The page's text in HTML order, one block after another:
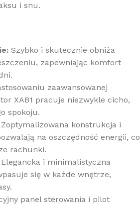
i snu.
Szybko i skutecznie obniża
zapewniając komfort
zaawansowanej
XAB1 pracuje niezwykle cicho,
spokoju.
Zoptymalizowana konstrukcja i
na oszczędność energii, co
rachunki.
Elegancka i minimalistyczna
się w każde wnętrze,
panel sterowania i pilot